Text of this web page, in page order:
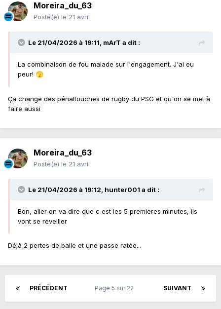
Moreira_du_63
Posté(e) le 21 avril
Le 21/04/2026 à 19:11, mArT a dit :
La combinaison de fou malade sur l'engagement. J'ai eu
peur! 🫣
Ça change des pénaltouches de rugby du PSG et qu'on se met à
faire aussi
Moreira_du_63
Posté(e) le 21 avril
Le 21/04/2026 à 19:12, hunter001 a dit :
Bon, aller on va dire que c est les 5 premieres minutes, ils
vont se reveiller
Déjà 2 pertes de balle et une passe ratée...
PRÉCÉDENT SUIVANT
Page 5 sur 22